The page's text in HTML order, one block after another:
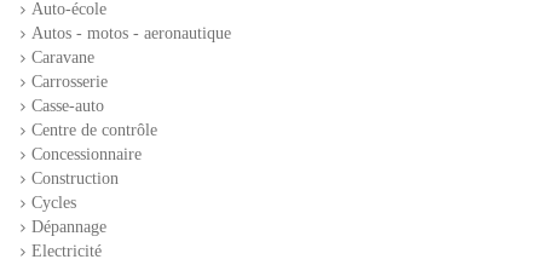
Auto-école
Autos - motos - aeronautique
Caravane
Carrosserie
Casse-auto
Centre de contrôle
Concessionnaire
Construction
Cycles
Dépannage
Electricité